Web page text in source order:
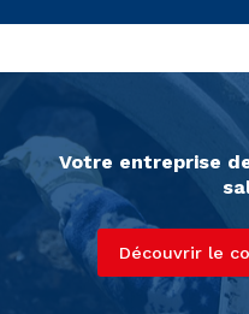
Votre entreprise
Découvrir le